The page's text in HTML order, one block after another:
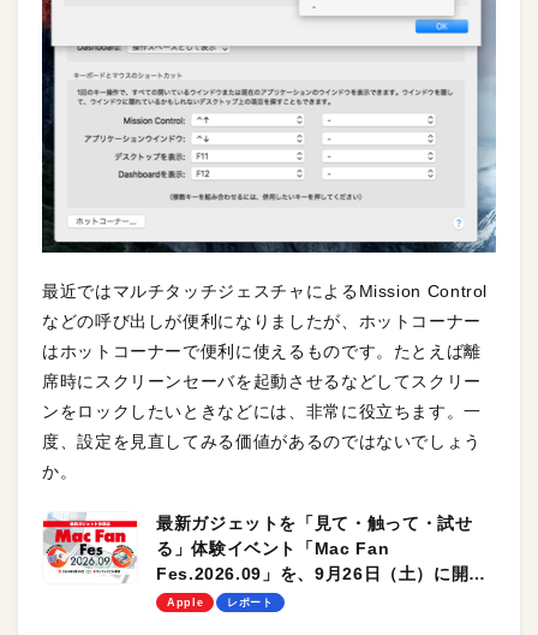
最近ではマルチタッチジェスチャによるMission Control
などの呼び出しが便利になりましたが、ホットコーナー
はホットコーナーで便利に使えるものです。たとえば離
席時にスクリーンセーバを起動させるなどしてスクリー
ンをロックしたいときなどには、非常に役立ちます。一
度、設定を見直してみる価値があるのではないでしょう
か。
最新ガジェットを「見て・触って・試せ
る」体験イベント「Mac Fan
Fes.2026.09」を、9月26日（土）に開催
します！
Apple レポート